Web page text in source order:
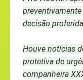
decisão
Houve notícias
protetiva de
companheira